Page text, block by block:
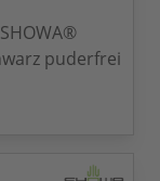
puderfrei